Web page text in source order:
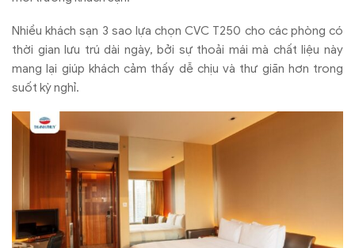
Nhiều khách sạn 3 sao lựa chọn CVC T250 cho các phòng có
thời gian lưu trú dài ngày, bởi sự thoải mái mà chất liệu này
mang lại giúp khách cảm thấy dễ chịu và thư giãn hơn trong
suốt kỳ nghỉ.